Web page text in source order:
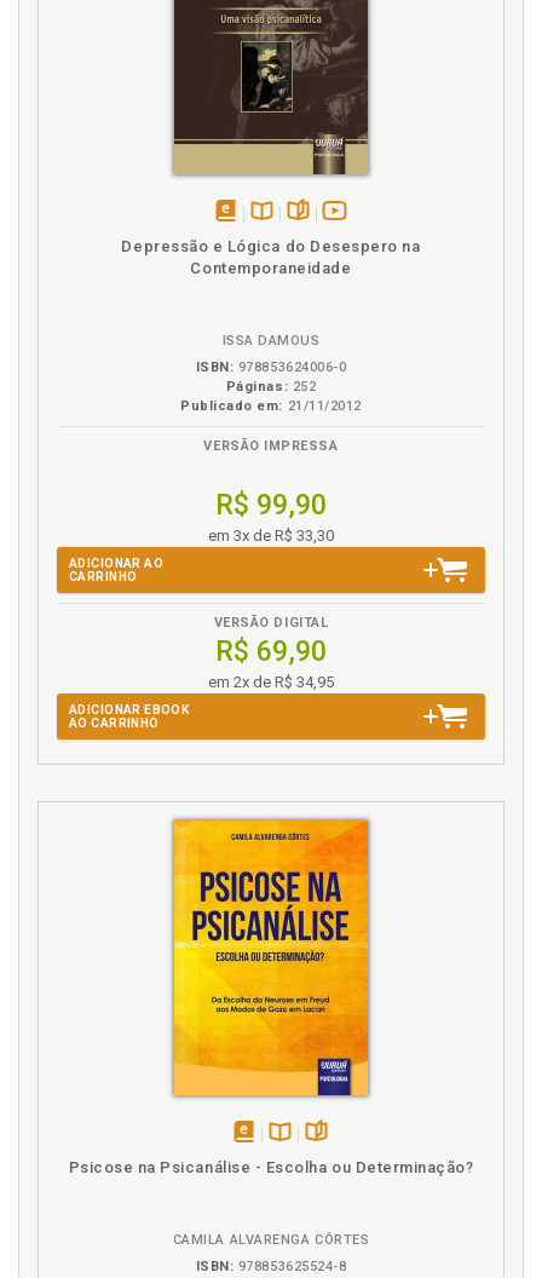
Siqueira Campos e Renata de Siqueira Vieira, Adriana Tobis
Fraga Thomasi e Rosa Maria Marini Mariotto.
Angela Vorcaro, Edson de Sousa, Ivan Corrêa, Jean-Jacques
Rassial, Maria Cristina Kupfer, Marcus do Rio Teixeira, Oscar
Angel Cesarotto, Ricardo Goldenberg, Leda Mariza Fischer
Nº 19 – O RELATO DO ATO
Dominique Touchon Fingermann, Elisabeth Bitencourt, Mauro
Mendes Dias, Alfredo Jerusalinsky, Ricardo Goldenberg, Wael
em
eBook
na
B.V.
da
Depressão e Lógica do Desespero na
Contemporaneidade
ISSA DAMOUS
ISBN: 978853624006-0
Páginas: 252
Publicado em: 21/11/2012
VERSÃO IMPRESSA
R$ 99,90
em 3x de R$ 33,30
ADICIONAR AO
CARRINHO
VERSÃO DIGITAL
R$ 69,90
em 2x de R$ 34,95
ADICIONAR EBOOK
AO CARRINHO
Psicose na Psicanálise - Escolha ou Determinação?
CAMILA ALVARENGA CÔRTES
ISBN: 978853625524-8